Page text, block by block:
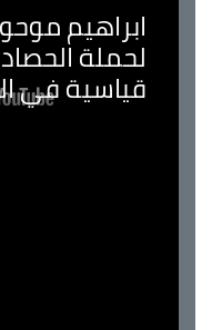
ابراهيم
لحملة
قياسية في